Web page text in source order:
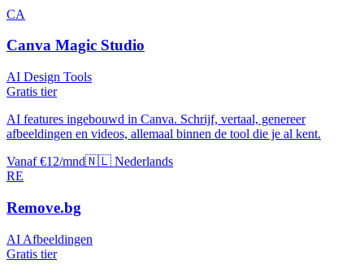
CA
Canva Magic Studio
AI Design Tools
Gratis tier
AI features ingebouwd in Canva. Schrijf, vertaal, genereer
afbeeldingen en videos, allemaal binnen de tool die je al kent.
Vanaf €12/mnd🇳🇱 Nederlands
RE
Remove.bg
AI Afbeeldingen
Gratis tier